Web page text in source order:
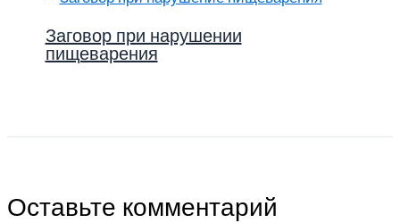
Заговор при нарушении
пищеварения
Оставьте комментарий